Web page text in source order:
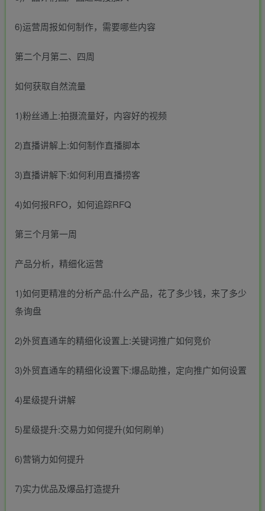
6)运营周报如何制作，需要哪些内容
第二个月第二、四周
如何获取自然流量
1)粉丝通上:拍摄流量好，内容好的视频
2)直播讲解上:如何制作直播脚本
3)直播讲解下:如何利用直播捞客
4)如何报RFO，如何追踪RFQ
第三个月第一周
产品分析，精细化运营
1)如何更精准的分析产品:什么产品，花了多少钱，来了多少
条询盘
2)外贸直通车的精细化设置上:关键词推广如何竞价
3)外贸直通车的精细化设置下:爆品助推，定向推广如何设置
4)星级提升讲解
5)星级提升:交易力如何提升(如何刷单)
6)营销力如何提升
7)实力优品及爆品打造提升